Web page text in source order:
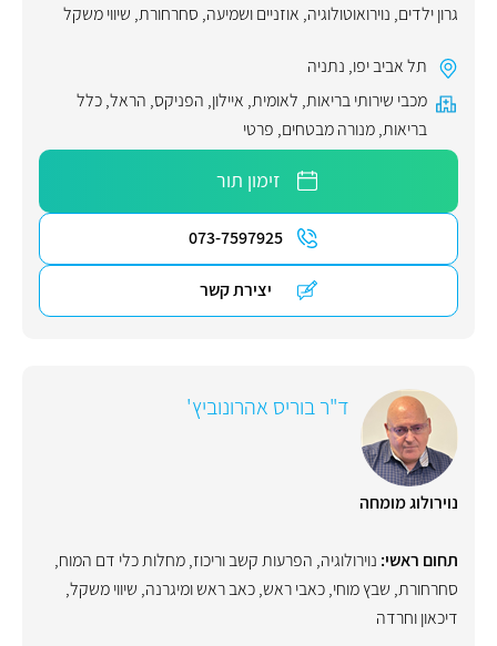
גרון ילדים, נוירואוטולוגיה, אוזניים ושמיעה, סחרחורת, שיווי משקל
תל אביב יפו, נתניה
מכבי שירותי בריאות, לאומית, איילון, הפניקס, הראל,כלל
בריאות,מנורה מבטחים, פרטי
זימון תור
073-7597925
יצירת קשר
ד"ר בוריס אהרונוביץ'
נוירולוג מומחה
תחום ראשי: נוירולוגיה, הפרעות קשב וריכוז,מחלות כלי דם המוח,
סחרחורת, שבץ מוחי,כאבי ראש,כאב ראש ומיגרנה, שיווי משקל,
דיכאון וחרדה